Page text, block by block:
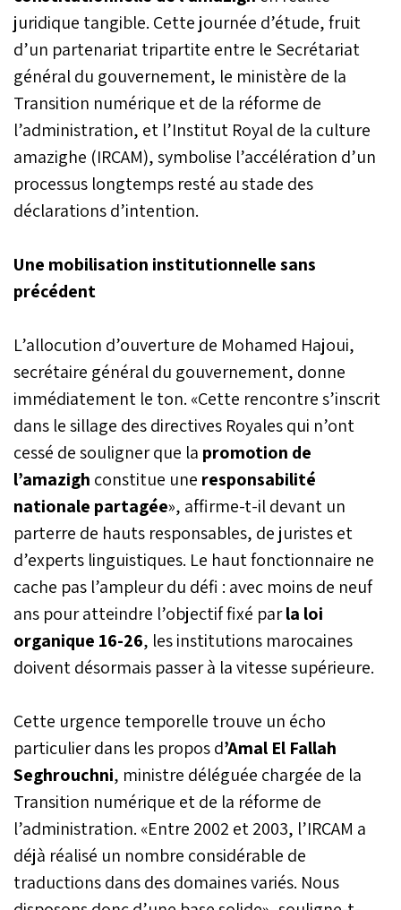
juridique tangible. Cette journée d’étude, fruit
d’un partenariat tripartite entre le Secrétariat
général du gouvernement, le ministère de la
Transition numérique et de la réforme de
l’administration, et l’Institut Royal de la culture
amazighe (IRCAM), symbolise l’accélération d’un
processus longtemps resté au stade des
déclarations d’intention.
Une mobilisation institutionnelle sans
précédent
L’allocution d’ouverture de Mohamed Hajoui,
secrétaire général du gouvernement, donne
immédiatement le ton. «Cette rencontre s’inscrit
dans le sillage des directives Royales qui n’ont
cessé de souligner que la promotion de
l’amazigh constitue une responsabilité
nationale partagée», affirme-t-il devant un
parterre de hauts responsables, de juristes et
d’experts linguistiques. Le haut fonctionnaire ne
cache pas l’ampleur du défi : avec moins de neuf
ans pour atteindre l’objectif fixé parla loi
organique 16-26, les institutions marocaines
doivent désormais passer à la vitesse supérieure.
Cette urgence temporelle trouve un écho
particulier dans les propos d’Amal El Fallah
Seghrouchni, ministre déléguée chargée de la
Transition numérique et de la réforme de
l’administration. «Entre 2002 et 2003, l’IRCAM a
déjà réalisé un nombre considérable de
traductions dans des domaines variés. Nous